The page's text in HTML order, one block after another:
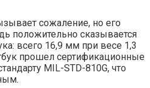
сожаление, но его
положительно сказывается
всего 16,9 мм при весе 1,3
прошел сертификационные
MIL-STD-810G, что